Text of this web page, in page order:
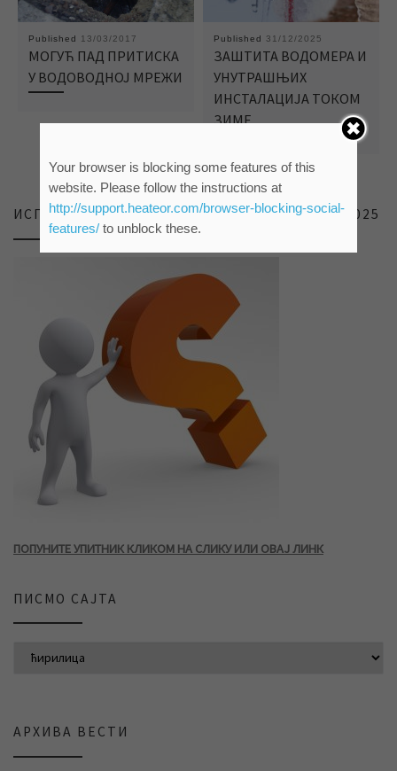
Published 13/03/2017
МОГУЋ ПАД ПРИТИСКА
У ВОДОВОДНОЈ МРЕЖИ
Published 31/12/2025
ЗАШТИТА ВОДОМЕРА И
УНУТРАШЊИХ
ИНСТАЛАЦИЈА ТОКОМ
ЗИМЕ
ИСПИТИВАЊЕ ЗАДОВОЉСТВА КОРИСНИКА 2025
ПОПУНИТЕ УПИТНИК КЛИКОМ НА СЛИКУ ИЛИ ОВАЈ ЛИНК
ПИСМО САЈТА
АРХИВА ВЕСТИ
Your browser is blocking some features of this
website. Please follow the instructions at
http://support.heateor.com/browser-blocking-social-
features/to unblock these.